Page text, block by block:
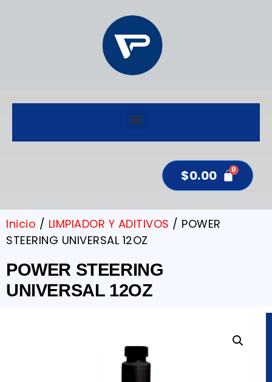
$0.00
Inicio / LIMPIADOR Y ADITIVOS / POWER
STEERING UNIVERSAL 12OZ
POWER STEERING
UNIVERSAL 12OZ